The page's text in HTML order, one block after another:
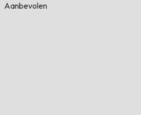
Aanbevolen